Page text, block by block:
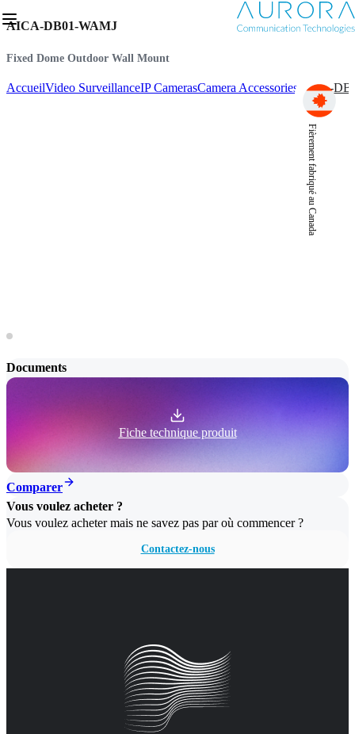
Fièrement fabriqué au Canada
AICA-DB01-WAMJ
Fixed Dome Outdoor Wall Mount
AccueilVideo SurveillanceIP CamerasCamera Accessories AICA-
Documents
Fiche technique produit
Comparer
Vous voulez acheter ?
Vous voulez acheter mais ne savez pas par où commencer ?
Contactez-nous